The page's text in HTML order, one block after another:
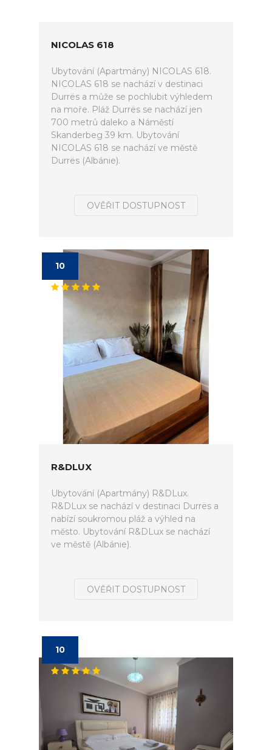
NICOLAS 618
Ubytování (Apartmány) NICOLAS 618.
NICOLAS 618 se nachází v destinaci
Durrës a může se pochlubit výhledem
na moře. Pláž Durrës se nachází jen
700 metrů daleko a Náměstí
Skanderbeg 39 km. Ubytování
NICOLAS 618 se nachází ve městě
Durrës (Albánie).
OVĚŘIT DOSTUPNOST
10
R&DLUX
Ubytování (Apartmány) R&DLux.
R&DLux se nachází v destinaci Durrës a
nabízí soukromou pláž a výhled na
město. Ubytování R&DLux se nachází
ve městě (Albánie).
OVĚŘIT DOSTUPNOST
10